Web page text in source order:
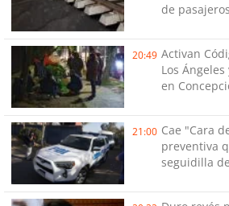
de
20:49 Activan
Los
en
semana
21:00 Cae "Cara
preventiva
seguidilla